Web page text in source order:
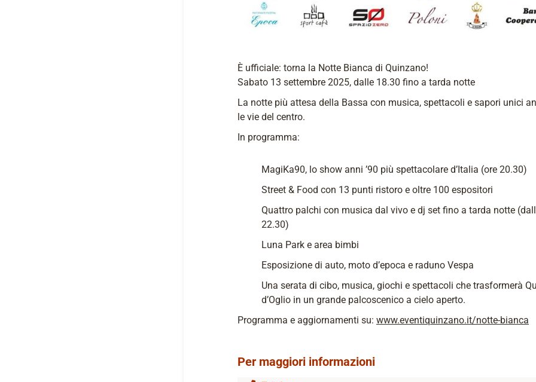
È ufficiale: torna la Notte Bianca di Quinzano!
Sabato 13 settembre 2025, dalle 18.30 fino a tarda notte
La notte più attesa della Bassa con musica, spettacoli e sapori unici
le vie del centro.
In programma:
MagiKa90, lo show anni ’90 più spettacolare d’Italia (ore 20.30)
Street & Food con 13 punti ristoro e oltre 100 espositori
Quattro palchi con musica dal vivo e dj set fino a tarda notte
22.30)
Luna Park e area bimbi
Esposizione di auto, moto d’epoca e raduno Vespa
Una serata di cibo, musica, giochi e spettacoli che trasformerà
d’Oglio in un grande palcoscenico a cielo aperto.
Programma e aggiornamenti su: www.eventiquinzano.it/notte-bianca
Per maggiori informazioni